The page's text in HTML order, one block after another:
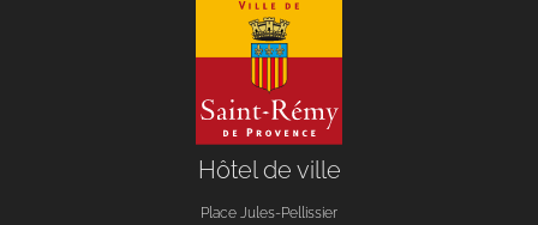
Hôtel de ville
Place Jules-Pellissier